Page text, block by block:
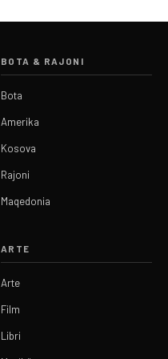
BOTA & RAJONI
Bota
Amerika
Kosova
Rajoni
Maqedonia
ARTE
Arte
Film
Libri